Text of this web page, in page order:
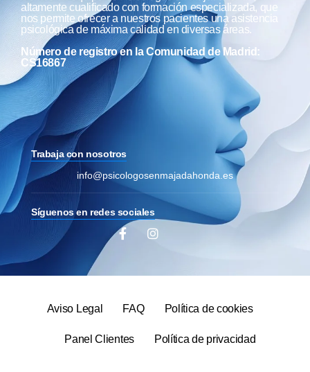
altamente cualificado con formación especializada, que
nos permite ofrecer a nuestros pacientes una asistencia
psicológica de máxima calidad en diversas áreas.
Número de registro en la Comunidad de Madrid:
CS16867
Trabaja con nosotros
info@psicologosenmajadahonda.es
Síguenos en redes sociales
Aviso Legal FAQ Política de cookies
Panel Clientes Política de privacidad